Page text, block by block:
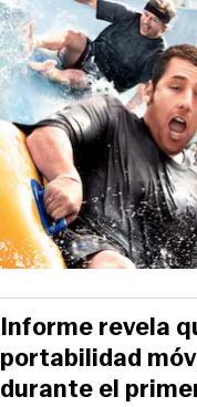
Informe revela
portabilidad
durante el